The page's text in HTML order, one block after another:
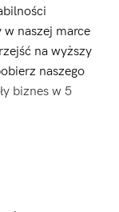
naszej marce
na wyższy
naszego
biznes w 5